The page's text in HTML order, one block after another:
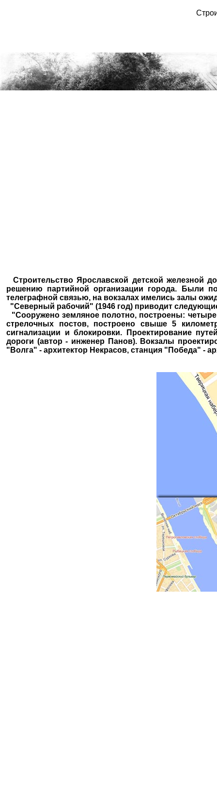
Строительство Ярославской детской железной
решению партийной организации города. Были
телеграфной связью, на вокзалах имелись залы
"Северный рабочий" (1946 год) приводит
"Сооружено земляное полотно, построены:
стрелочных постов, построено свыше 5
сигнализации и блокировки. Проектирование
дороги (автор - инженер Панов). Вокзалы
"Волга" - архитектор Некрасов, станция "Победа" -